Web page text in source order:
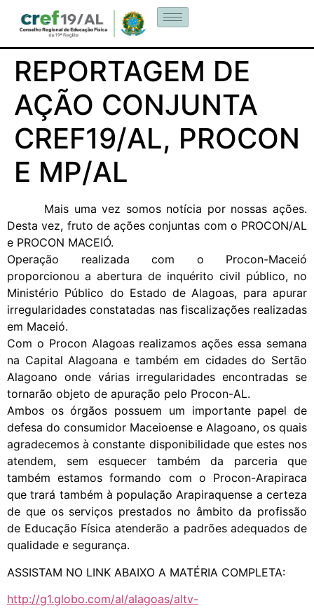
REPORTAGEM DE
AÇÃO CONJUNTA
CREF19/AL, PROCON
E MP/AL
Mais uma vez somos notícia por nossas ações.
Desta vez, fruto de ações conjuntas com o PROCON/AL
e PROCON MACEIÓ.
Operação realizada com o Procon-Maceió
proporcionou a abertura de inquérito civil público, no
Ministério Público do Estado de Alagoas, para apurar
irregularidades constatadas nas fiscalizações realizadas
em Maceió.
Com o Procon Alagoas realizamos ações essa semana
na Capital Alagoana e também em cidades do Sertão
Alagoano onde várias irregularidades encontradas se
tornarão objeto de apuração pelo Procon-AL.
Ambos os órgãos possuem um importante papel de
defesa do consumidor Maceioense e Alagoano, os quais
agradecemos à constante disponibilidade que estes nos
atendem, sem esquecer também da parceria que
também estamos formando com o Procon-Arapiraca
que trará também à população Arapiraquense a certeza
de que os serviços prestados no âmbito da profissão
de Educação Física atenderão a padrões adequados de
qualidade e segurança.
ASSISTAM NO LINK ABAIXO A MATÉRIA COMPLETA:
http://g1.globo.com/al/alagoas/altv-